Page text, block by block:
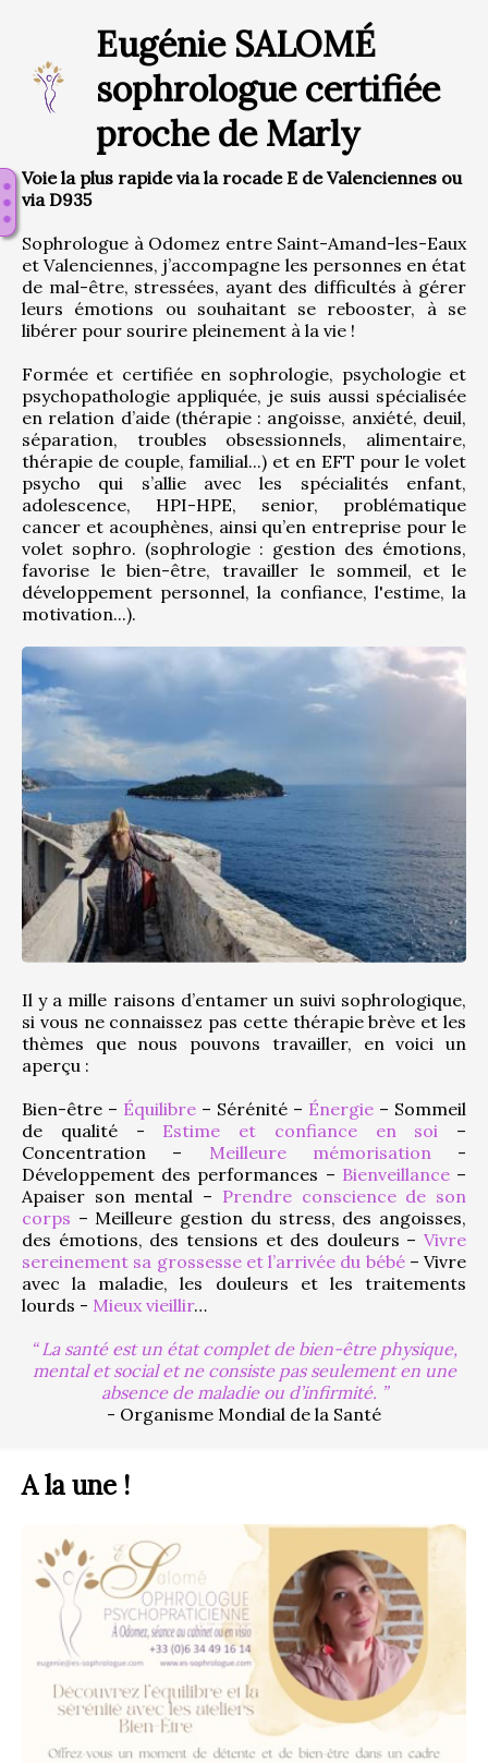
Eugénie SALOMÉ
sophrologue certifiée
proche de Marly
Voie la plus rapide via la rocade E de Valenciennes ou
via D935
Sophrologue à Odomez entre Saint-Amand-les-Eaux
et Valenciennes, j’accompagne les personnes en état
de mal-être, stressées, ayant des difficultés à gérer
leurs émotions ou souhaitant se rebooster, à se
libérer pour sourire pleinement à la vie !
Formée et certifiée en sophrologie, psychologie et
psychopathologie appliquée, je suis aussi spécialisée
en relation d’aide (thérapie : angoisse, anxiété, deuil,
séparation, troubles obsessionnels, alimentaire,
thérapie de couple, familial...) et en EFT pour le volet
psycho qui s’allie avec les spécialités enfant,
adolescence, HPI-HPE, senior, problématique
cancer et acouphènes, ainsi qu’en entreprise pour le
volet sophro. (sophrologie : gestion des émotions,
favorise le bien-être, travailler le sommeil, et le
développement personnel, la confiance, l'estime, la
motivation...).
Il y a mille raisons d’entamer un suivi sophrologique,
si vous ne connaissez pas cette thérapie brève et les
thèmes que nous pouvons travailler, en voici un
aperçu :
Bien-être – Équilibre – Sérénité – Énergie – Sommeil
de qualité - Estime et confiance en soi –
Concentration – Meilleure mémorisation -
Développement des performances – Bienveillance –
Apaiser son mental – Prendre conscience de son
corps – Meilleure gestion du stress, des angoisses,
des émotions, des tensions et des douleurs – Vivre
sereinement sa grossesse et l’arrivée du bébé – Vivre
avec la maladie, les douleurs et les traitements
lourds - Mieux vieillir…
La santé est un état complet de bien-être physique,
mental et social et ne consiste pas seulement en une
absence de maladie ou d’infirmité.
- Organisme Mondial de la Santé
A la une !